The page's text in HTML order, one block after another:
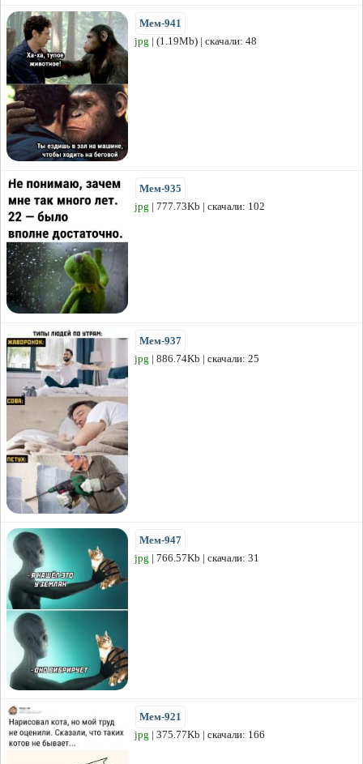
Мем-941
jpg | (1.19Mb) | скачали: 48
Мем-935
jpg | 777.73Kb | скачали: 102
Мем-937
jpg | 886.74Kb | скачали: 25
Мем-947
jpg | 766.57Kb | скачали: 31
Мем-921
jpg | 375.77Kb | скачали: 166